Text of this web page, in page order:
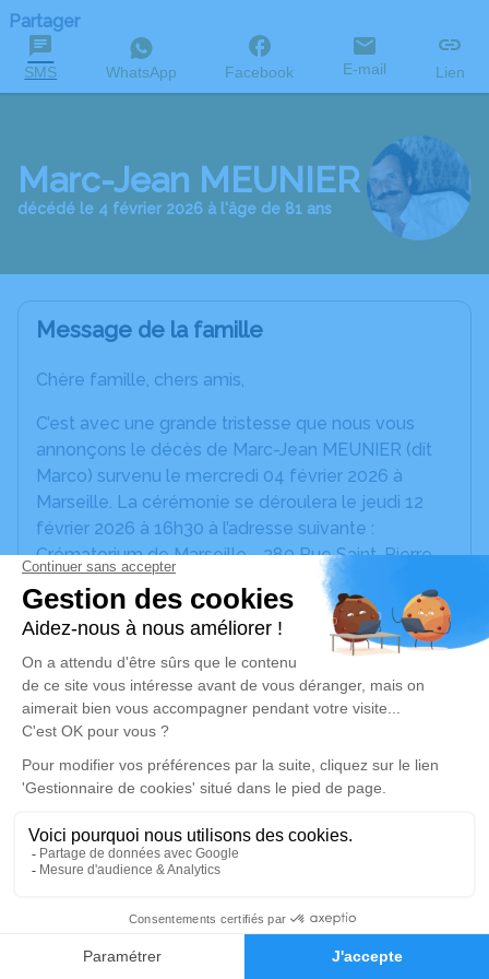
Faire-part Hommages
Partager
SMS WhatsApp Facebook E-mail Lien
Marc-Jean MEUNIER
décédé le 4 février 2026 à l'âge de 81 ans
Message de la famille
Chère famille, chers amis,
C’est avec une grande tristesse que nous vous
annonçons le décès de Marc-Jean MEUNIER (dit
Marco) survenu le mercredi 04 février 2026 à
Marseille. La cérémonie se déroulera le jeudi 12
février 2026 à 16h30 à l’adresse suivante :
Crématorium de Marseille - 380 Rue Saint-Pierre -
13005 Marseille.
Nous vous invitons à utiliser cet espace pour
laisser vos condoléances, partager des photos
souvenirs, une anecdote ou exprimer vos pensées
à travers des poèmes ou des textes. Cet endroit
est un lieu d'expression dédié à honorer la
mémoire de Marc-Jean MEUNIER.
disponible ici
Cérémonie civile